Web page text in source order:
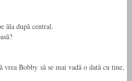
ăla după central.
Bobby să se mai vadă o dată cu tine,